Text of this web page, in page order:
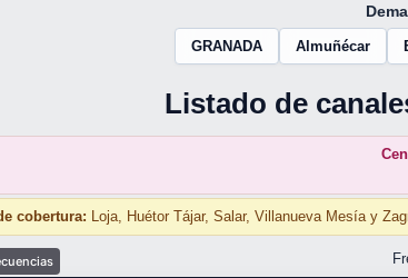
GRANADA Almuñécar
Listado de
cobertura: Loja, Huétor Tájar, Salar, Villanueva Mesía y